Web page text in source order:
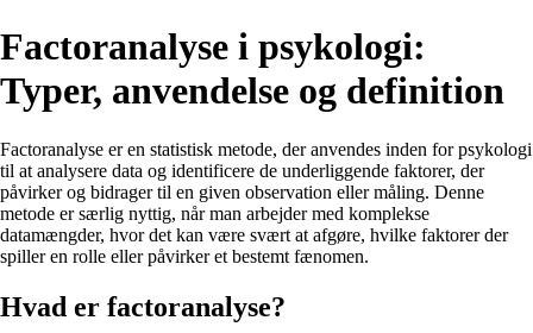
Factoranalyse i psykologi:
Typer, anvendelse og definition
Factoranalyse er en statistisk metode, der anvendes inden for psykologi
til at analysere data og identificere de underliggende faktorer, der
påvirker og bidrager til en given observation eller måling. Denne
metode er særlig nyttig, når man arbejder med komplekse
datamængder, hvor det kan være svært at afgøre, hvilke faktorer der
spiller en rolle eller påvirker et bestemt fænomen.
Hvad er factoranalyse?